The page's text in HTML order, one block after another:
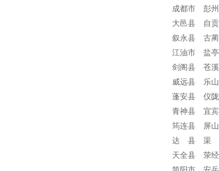
成都市 彭
大邑县 自
叙永县 古
江油市 盐
剑阁县 苍
威远县 乐
蓬安县 仪
青神县 宜
筠连县 屏
达 县 渠
天全县 荥